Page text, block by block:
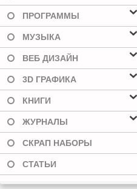
ПРОГРАММЫ
МУЗЫКА
ВЕБ ДИЗАЙН
3D ГРАФИКА
КНИГИ
ЖУРНАЛЫ
СКРАП НАБОРЫ
СТАТЬИ